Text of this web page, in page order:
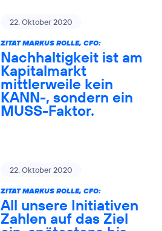
22. Oktober 2020
ZITAT MARKUS ROLLE, CFO:
Nachhaltigkeit ist am
Kapitalmarkt
mittlerweile kein
KANN-, sondern ein
MUSS-Faktor.
22. Oktober 2020
ZITAT MARKUS ROLLE, CFO:
All unsere Initiativen
Zahlen auf das Ziel